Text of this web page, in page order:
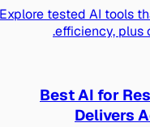
Explore tested AI tools
efficiency,
Best AI for
Delivers